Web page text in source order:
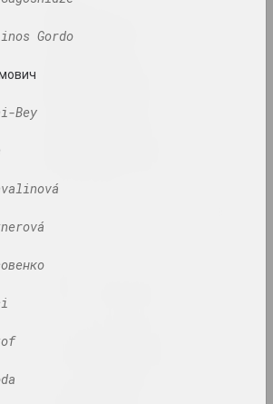
2024. масштабная выставка
Натюрморт. Пейзаж
2024. выставка
Страсти по архитектуре
Gordo
Bey